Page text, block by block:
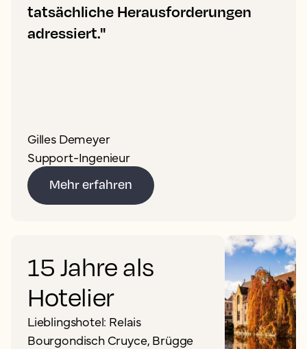
tatsächliche Herausforderungen
adressiert."
Gilles Demeyer
Support-Ingenieur
Mehr erfahren
15 Jahre als
Hotelier
Lieblingshotel: Relais
Bourgondisch Cruyce, Brügge